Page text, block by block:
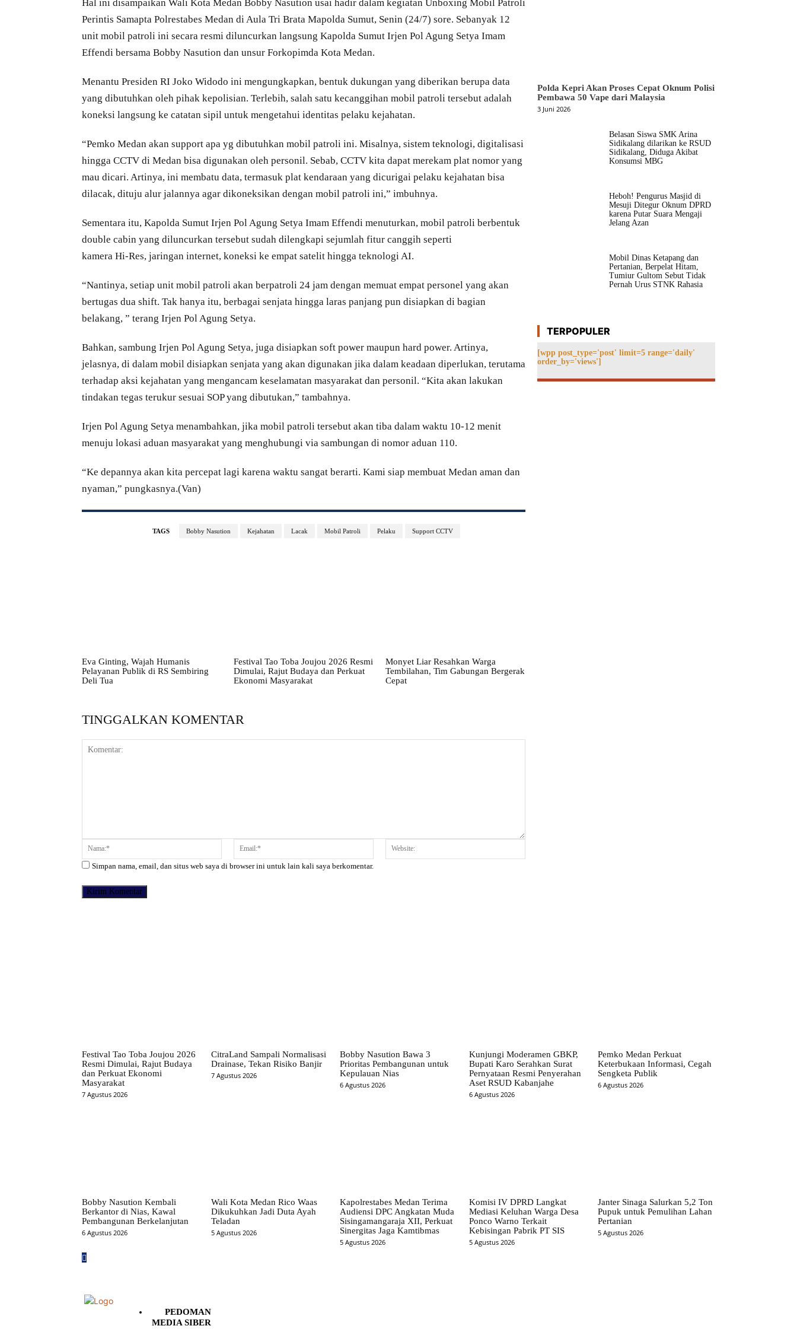
Hal ini disampaikan Wali Kota Medan Bobby Nasution usai hadir dalam kegiatan Unboxing Mobil Patroli
Perintis Samapta Polrestabes Medan di Aula Tri Brata Mapolda Sumut, Senin (24/7) sore. Sebanyak 12
unit mobil patroli ini secara resmi diluncurkan langsung Kapolda Sumut Irjen Pol Agung Setya Imam
Effendi bersama Bobby Nasution dan unsur Forkopimda Kota Medan.
Menantu Presiden RI Joko Widodo ini mengungkapkan, bentuk dukungan yang diberikan berupa data
yang dibutuhkan oleh pihak kepolisian. Terlebih, salah satu kecanggihan mobil patroli tersebut adalah
koneksi langsung ke catatan sipil untuk mengetahui identitas pelaku kejahatan.
“Pemko Medan akan support apa yg dibutuhkan mobil patroli ini. Misalnya, sistem teknologi, digitalisasi
hingga CCTV di Medan bisa digunakan oleh personil. Sebab, CCTV kita dapat merekam plat nomor yang
mau dicari. Artinya, ini membatu data, termasuk plat kendaraan yang dicurigai pelaku kejahatan bisa
dilacak, dituju alur jalannya agar dikoneksikan dengan mobil patroli ini,” imbuhnya.
Sementara itu, Kapolda Sumut Irjen Pol Agung Setya Imam Effendi menuturkan, mobil patroli berbentuk
double cabin yang diluncurkan tersebut sudah dilengkapi sejumlah fitur canggih seperti
kamera Hi-Res, jaringan internet, koneksi ke empat satelit hingga teknologi AI.
“Nantinya, setiap unit mobil patroli akan berpatroli 24 jam dengan memuat empat personel yang akan
bertugas dua shift. Tak hanya itu, berbagai senjata hingga laras panjang pun disiapkan di bagian
belakang, ” terang Irjen Pol Agung Setya.
Bahkan, sambung Irjen Pol Agung Setya, juga disiapkan soft power maupun hard power. Artinya,
jelasnya, di dalam mobil disiapkan senjata yang akan digunakan jika dalam keadaan diperlukan, terutama
terhadap aksi kejahatan yang mengancam keselamatan masyarakat dan personil. “Kita akan lakukan
tindakan tegas terukur sesuai SOP yang dibutukan,” tambahnya.
Irjen Pol Agung Setya menambahkan, jika mobil patroli tersebut akan tiba dalam waktu 10-12 menit
menuju lokasi aduan masyarakat yang menghubungi via sambungan di nomor aduan 110.
“Ke depannya akan kita percepat lagi karena waktu sangat berarti. Kami siap membuat Medan aman dan
nyaman,” pungkasnya.(Van)
TAGS Bobby Nasution Kejahatan Lacak Mobil Patroli Pelaku Support CCTV
Eva Ginting, Wajah Humanis
Pelayanan Publik di RS Sembiring
Deli Tua
Festival Tao Toba Joujou 2026 Resmi
Dimulai, Rajut Budaya dan Perkuat
Ekonomi Masyarakat
Monyet Liar Resahkan Warga
Tembilahan, Tim Gabungan Bergerak
Cepat
TINGGALKAN KOMENTAR
Komentar: Nama:* Email:*
Simpan nama, email, dan situs web saya di browser ini untuk lain kali saya berkomentar.
Polda Kepri Akan Proses Cepat Oknum Polisi
Pembawa 50 Vape dari Malaysia
3 Juni 2026
Belasan Siswa SMK Arina
Sidikalang dilarikan ke RSUD
Sidikalang, Diduga Akibat
Konsumsi MBG
Heboh! Pengurus Masjid di
Mesuji Ditegur Oknum DPRD
karena Putar Suara Mengaji
Jelang Azan
Mobil Dinas Ketapang dan
Pertanian, Berpelat Hitam,
Tumiur Gultom Sebut Tidak
Pernah Urus STNK Rahasia
TERPOPULER
[wpp post_type='post' limit=5 range='daily'
order_by='views']
Festival Tao Toba Joujou 2026
Resmi Dimulai, Rajut Budaya
dan Perkuat Ekonomi
Masyarakat
7 Agustus 2026
CitraLand Sampali Normalisasi
Drainase, Tekan Risiko Banjir
7 Agustus 2026
Bobby Nasution Bawa 3
Prioritas Pembangunan untuk
Kepulauan Nias
6 Agustus 2026
Kunjungi Moderamen GBKP,
Bupati Karo Serahkan Surat
Pernyataan Resmi Penyerahan
Aset RSUD Kabanjahe
6 Agustus 2026
Pemko Medan Perkuat
Keterbukaan Informasi, Cegah
Sengketa Publik
6 Agustus 2026
Bobby Nasution Kembali
Berkantor di Nias, Kawal
Pembangunan Berkelanjutan
6 Agustus 2026
Wali Kota Medan Rico Waas
Dikukuhkan Jadi Duta Ayah
Teladan
5 Agustus 2026
Kapolrestabes Medan Terima
Audiensi DPC Angkatan Muda
Sisingamangaraja XII, Perkuat
Sinergitas Jaga Kamtibmas
5 Agustus 2026
Komisi IV DPRD Langkat
Mediasi Keluhan Warga Desa
Ponco Warno Terkait
Kebisingan Pabrik PT SIS
5 Agustus 2026
Janter Sinaga Salurkan 5,2 Ton
Pupuk untuk Pemulihan Lahan
Pertanian
5 Agustus 2026
PEDOMAN
MEDIA SIBER